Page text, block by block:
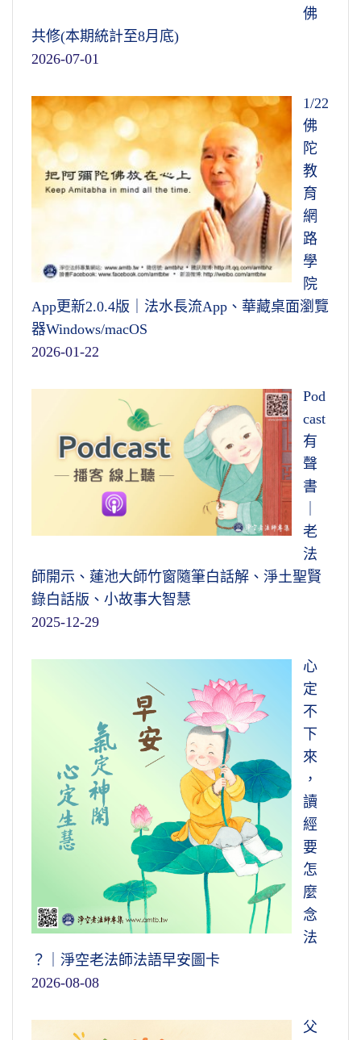
佛
共修(本期統計至8月底)
2026-07-01
1/22
佛
陀
教
育
網
路
學
院
App更新2.0.4版｜法水長流App、華藏桌面瀏覽
器Windows/macOS
2026-01-22
Pod
cast
有
聲
書
老
法
師開示、蓮池大師竹窗隨筆白話解、淨土聖賢
錄白話版、小故事大智慧
2025-12-29
心
定
不
下
來
，
讀
經
要
怎
麼
念
法
？｜淨空老法師法語早安圖卡
2026-08-08
父